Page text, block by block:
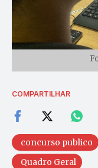
COMPARTILHAR
concurso publico
Quadro Geral